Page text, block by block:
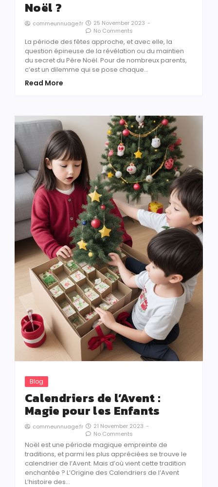
Noël ?
commeunnuage.fr 25 November 2023 -
No Comments
La période des fêtes approche, et avec elle, la
question épineuse de la révélation ou du maintien
du secret du Père Noël. Pour de nombreux parents,
c’est un dilemme qui se pose chaque…
Read More
Blog
Calendriers de l’Avent :
Magie pour les Enfants
commeunnuage.fr 21 November 2023 -
No Comments
Noël est une période magique empreinte de
traditions, et parmi les plus appréciées se trouve le
calendrier de l’Avent. Mais d’où vient cette tradition
enchantée ? L’Origine des Calendriers de l’Avent
L’histoire des…